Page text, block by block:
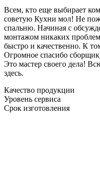
Всем, кто еще выбирает
советую Кухни мол! Не
спальню. Начиная с
монтажом никаких
быстро и качественно. К
Огромное спасибо
Это мастер своего дела!
здесь.
Качество продукции
Уровень сервиса
Срок изготовления